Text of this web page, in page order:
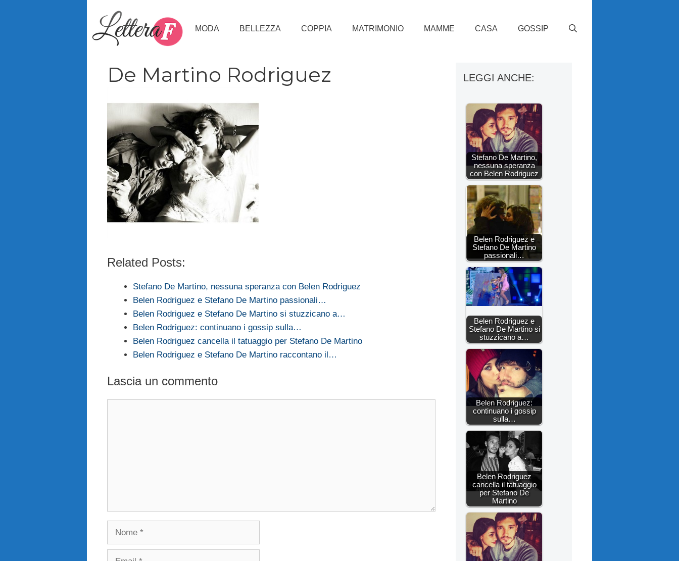
MODA BELLEZZA COPPIA MATRIMONIO MAMME CASA GOSSIP
De Martino Rodriguez
Related Posts:
Stefano De Martino, nessuna speranza con Belen Rodriguez
Belen Rodriguez e Stefano De Martino passionali…
Belen Rodriguez e Stefano De Martino si stuzzicano a…
Belen Rodriguez: continuano i gossip sulla…
Belen Rodriguez cancella il tatuaggio per Stefano De Martino
Belen Rodriguez e Stefano De Martino raccontano il…
Lascia un commento
Nome
Email
LEGGI ANCHE:
Stefano De Martino,
nessuna speranza
con Belen Rodriguez
Belen Rodriguez e
Stefano De Martino
passionali…
Belen Rodriguez e
Stefano De Martino si
stuzzicano a…
Belen Rodriguez:
continuano i gossip
sulla…
Belen Rodriguez
cancella il tatuaggio
per Stefano De
Martino